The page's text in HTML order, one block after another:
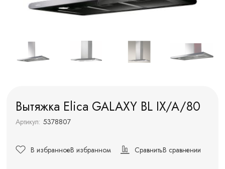
Вытяжка Elica GALAXY BL IX/A/80
Артикул: 5378807
В избранноеВ избранном СравнитьВ сравнении